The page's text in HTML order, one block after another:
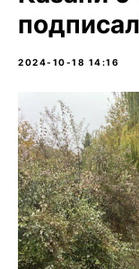
2024-10-18 14:16